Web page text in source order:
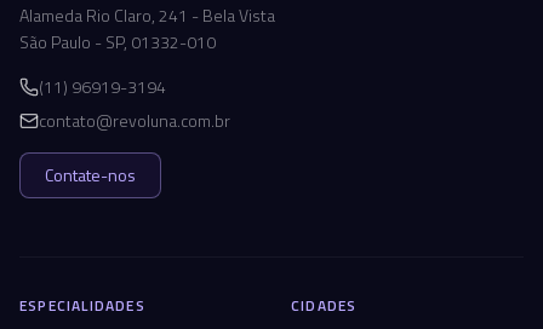
Alameda Rio Claro, 241 - Bela Vista
São Paulo - SP, 01332-010
(11) 96919-3194
contato@revoluna.com.br
Contate-nos
ESPECIALIDADES CIDADES